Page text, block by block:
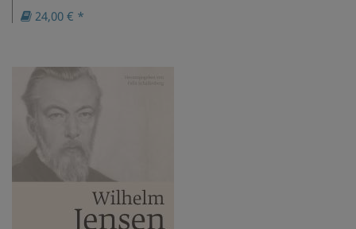
24,00 € *